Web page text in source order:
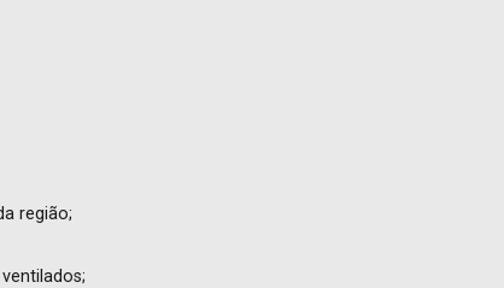
região;